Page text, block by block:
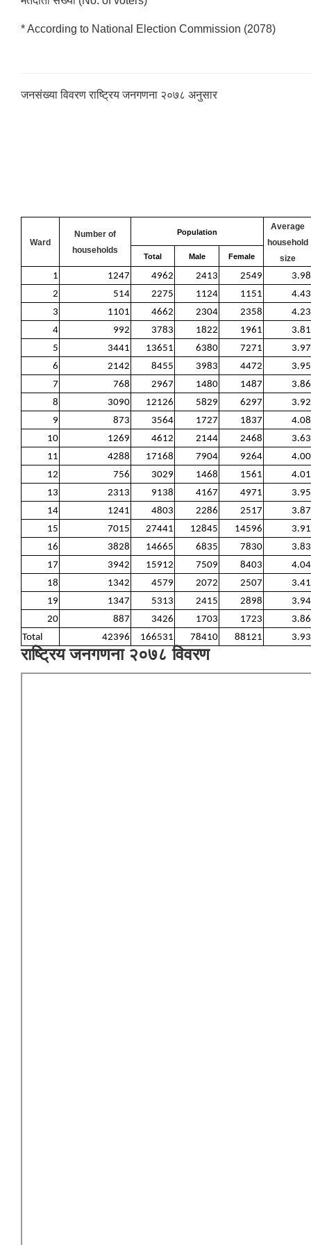
* According to National Election Commission (2078)
जनसंख्या विवरण राष्ट्रिय जनगणना २०७८ अनुसार
Ward
Number of
households
Population
Average
household
size
Total Male Female
1 1247 4962 2413 2549
3.98
2
514 2275 1124 1151
4.43
3
1101 4662 2304 2358
4.23
4
992 3783 1822 1961
3.81
5
3441 13651 6380 7271
3.97
6
2142 8455 3983 4472
3.95
7
768 2967 1480 1487
3.86
8
3090 12126 5829 6297
3.92
9
873 3564 1727 1837
4.08
10
1269 4612 2144 2468
3.63
11
4288 17168 7904 9264
4.00
12
756 3029 1468 1561
4.01
13
2313 9138 4167 4971
3.95
14
1241 4803 2286 2517
3.87
15
7015 27441 12845 14596
3.91
16
3828 14665 6835 7830
3.83
17
3942 15912 7509 8403
4.04
18
1342 4579 2072 2507
3.41
19
1347 5313 2415 2898
3.94
20
887 3426 1703 1723
3.86
Total
42396 166531 78410 88121 3.93
राष्ट्रिय जनगणना २०७८ विवरण